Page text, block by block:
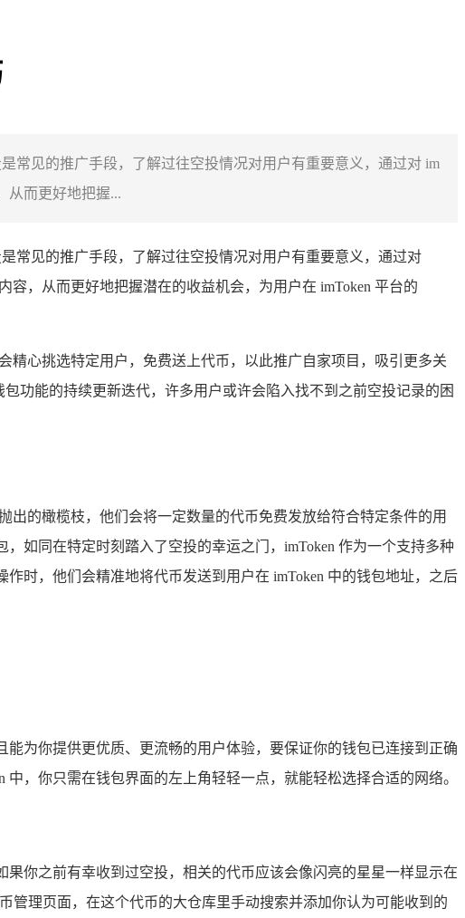
常见的推广手段，了解过往空投情况对用户有重要意义，通过对 im
从而更好地把握...
常见的推广手段，了解过往空投情况对用户有重要意义，通过对
，从而更好地把握潜在的收益机会，为用户在 imToken 平台的
心挑选特定用户，免费送上代币，以此推广自家项目，吸引更多关
功能的持续更新迭代，许多用户或许会陷入找不到之前空投记录的困
出的橄榄枝，他们会将一定数量的代币免费发放给符合特定条件的用
如同在特定时刻踏入了空投的幸运之门，imToken 作为一个支持多种
时，他们会精准地将代币发送到用户在 imToken 中的钱包地址，之后
为你提供更优质、更流畅的用户体验，要保证你的钱包已连接到正确
中，你只需在钱包界面的左上角轻轻一点，就能轻松选择合适的网络。
你之前有幸收到过空投，相关的代币应该会像闪亮的星星一样显示在
管理页面，在这个代币的大仓库里手动搜索并添加你认为可能收到的